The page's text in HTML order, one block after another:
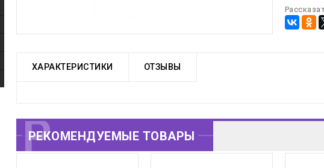
ХАРАКТЕРИСТИКИ ОТЗЫВЫ
РЕКОМЕНДУЕМЫЕ
РЕКОМЕНДУЕМЫЕ ТОВАРЫ